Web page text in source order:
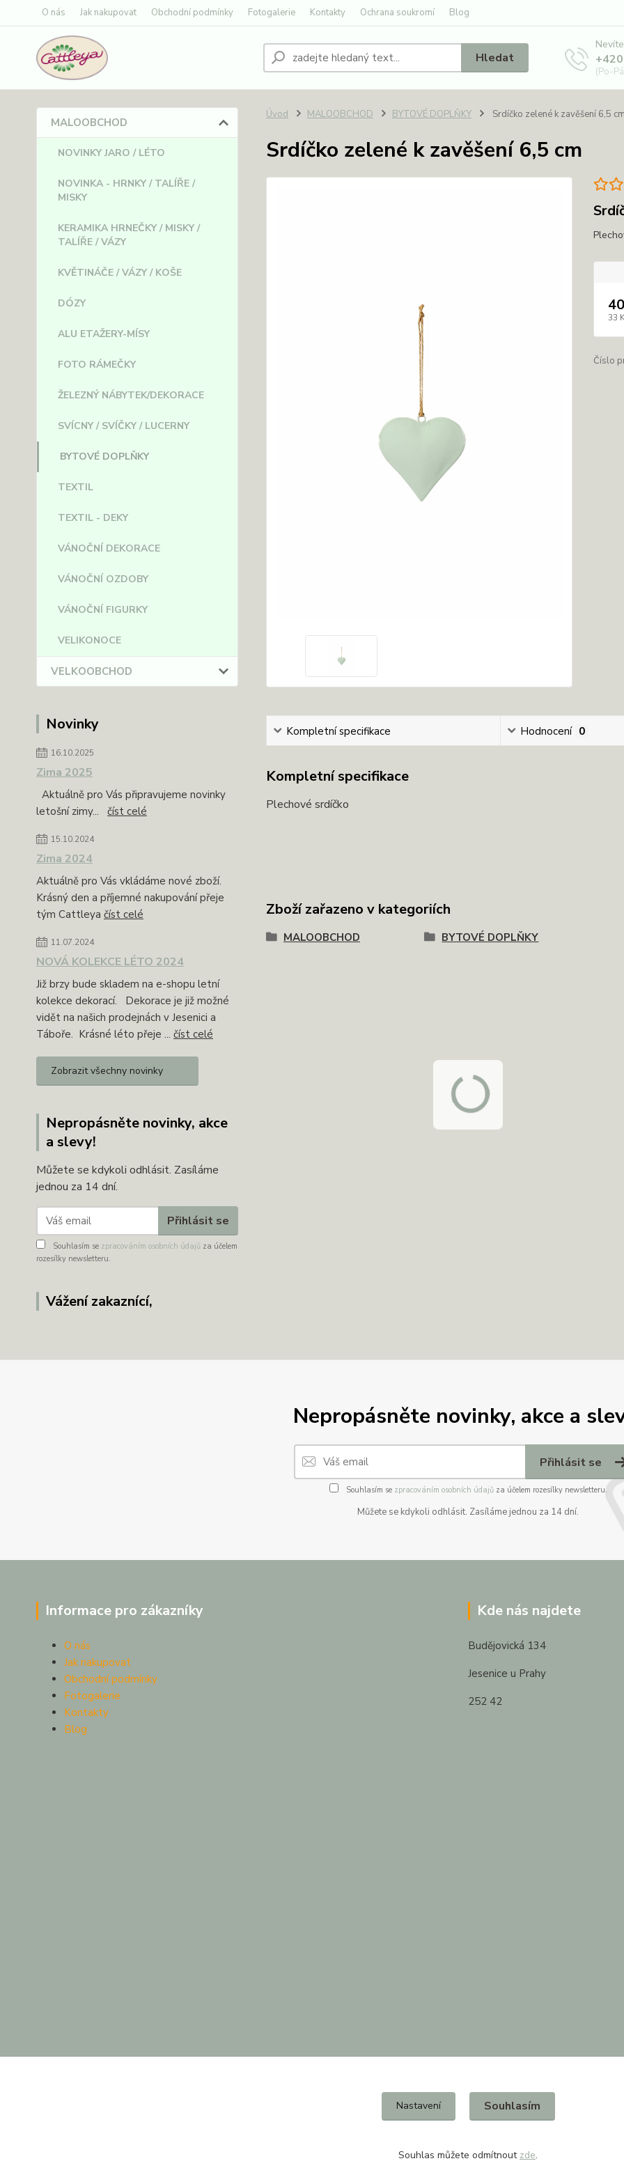
O nás Jak nakupovat Obchodní podmínky Fotogalerie Kontakty Ochrana soukromí Blog
Hledat
(Po-
MALOOBCHOD
NOVINKY JARO / LÉTO
NOVINKA - HRNKY / TALÍŘE /
MISKY
KERAMIKA HRNEČKY / MISKY /
TALÍŘE / VÁZY
KVĚTINÁČE / VÁZY / KOŠE
DÓZY
ALU ETAŽERY-MÍSY
FOTO RÁMEČKY
ŽELEZNÝ NÁBYTEK/DEKORACE
SVÍCNY / SVÍČKY / LUCERNY
BYTOVÉ DOPLŇKY
TEXTIL
TEXTIL - DEKY
VÁNOČNÍ DEKORACE
VÁNOČNÍ OZDOBY
VÁNOČNÍ FIGURKY
VELIKONOCE
VELKOOBCHOD
Novinky
16.10.2025
Zima 2025
Aktuálně pro Vás připravujeme novinky
letošní zimy... číst celé
15.10.2024
Zima 2024
Aktuálně pro Vás vkládáme nové zboží.
Krásný den a příjemné nakupování přeje
tým Cattleya číst celé
11.07.2024
NOVÁ KOLEKCE LÉTO 2024
Již brzy bude skladem na e-shopu letní
kolekce dekorací. Dekorace je již možné
vidět na našich prodejnách v Jesenici a
Táboře. Krásné léto přeje ... číst celé
Zobrazit všechny novinky
Nepropásněte novinky, akce
a slevy!
Můžete se kdykoli odhlásit. Zasíláme
jednou za 14 dní.
Přihlásit se
Souhlasím se zpracováním osobních údajů za účelem
rozesílky newsletteru.
Vážení zakaznící,
Úvod MALOOBCHOD BYTOVÉ DOPLŇKY Srdíčko zelené k zavěšení 6,5
Srdíčko zelené k zavěšení 6,5 cm
33
Číslo
Kompletní specifikace Hodnocení 0
Kompletní specifikace
Plechové srdíčko
Zboží zařazeno v kategoriích
MALOOBCHOD BYTOVÉ DOPLŇKY
Nepropásněte novinky, akce a
Přihlásit se
Souhlasím se zpracováním osobních údajůza účelem rozesílky newsletteru.
Můžete se kdykoli odhlásit. Zasíláme jednou za 14 dní.
Informace pro zákazníky
O nás
Jak nakupovat
Obchodní podmínky
Fotogalerie
Kontakty
Blog
Kde nás najdete
Budějovická 134
Jesenice u Prahy
252 42
Nastavení Souhlasím
Souhlas můžete odmítnout zde.